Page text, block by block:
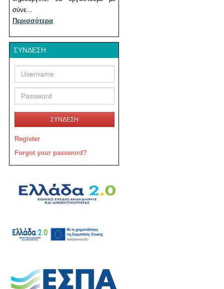
σύνε...
Περισσότερα
ΣΎΝΔΕΣΗ
ΣΥΝΔΕΣΗ
Register
Forgot your password?